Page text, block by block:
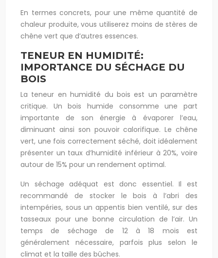
En termes concrets, pour une même quantité de
chaleur produite, vous utiliserez moins de stères de
chêne vert que d’autres essences.
TENEUR EN HUMIDITÉ:
IMPORTANCE DU SÉCHAGE DU
BOIS
La teneur en humidité du bois est un paramètre
critique. Un bois humide consomme une part
importante de son énergie à évaporer l’eau,
diminuant ainsi son pouvoir calorifique. Le chêne
vert, une fois correctement séché, doit idéalement
présenter un taux d’humidité inférieur à 20%, voire
autour de 15% pour un rendement optimal.
Un séchage adéquat est donc essentiel. Il est
recommandé de stocker le bois à l’abri des
intempéries, sous un appentis bien ventilé, sur des
tasseaux pour une bonne circulation de l’air. Un
temps de séchage de 12 à 18 mois est
généralement nécessaire, parfois plus selon le
climat et la taille des bûches.